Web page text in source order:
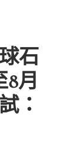
石
8月
：